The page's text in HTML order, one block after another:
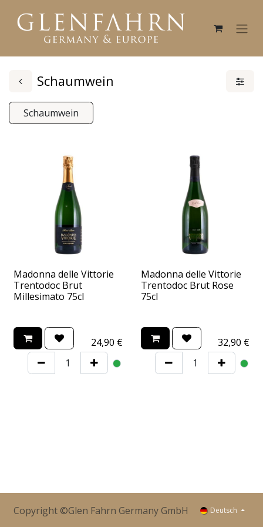
Schaumwein
Schaumwein
Madonna delle Vittorie
Trentodoc Brut
Millesimato 75cl
24,90 €
Madonna delle Vittorie
Trentodoc Brut Rose
75cl
32,90 €
Copyright ©Glen Fahrn Germany GmbH Deutsch